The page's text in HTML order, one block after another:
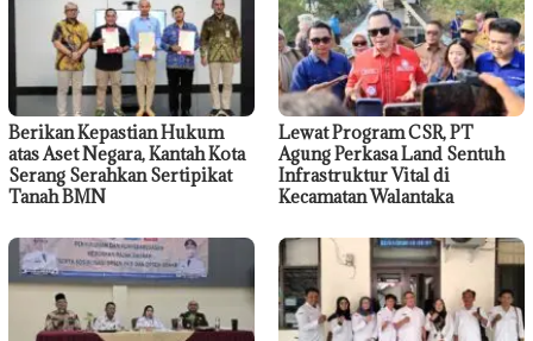
Berikan Kepastian Hukum
atas Aset Negara, Kantah Kota
Serang Serahkan Sertipikat
Tanah BMN
Lewat Program CSR, PT
Agung Perkasa Land Sentuh
Infrastruktur Vital di
Kecamatan Walantaka